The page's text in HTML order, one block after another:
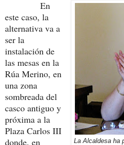
La Alcaldesa ha
En
este caso, la
alternativa va a
ser la
instalación de
las mesas en la
Rúa Merino, en
una zona
sombreada del
casco antiguo y
próxima a la
Plaza Carlos III
donde, en